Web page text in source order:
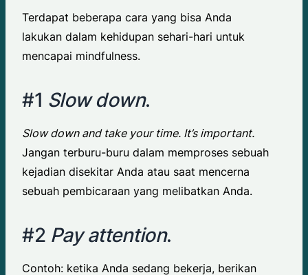
Terdapat beberapa cara yang bisa Anda
lakukan dalam kehidupan sehari-hari untuk
mencapai mindfulness.
#1 Slow down.
Slow down and take your time. It’s important.
Jangan terburu-buru dalam memproses sebuah
kejadian disekitar Anda atau saat mencerna
sebuah pembicaraan yang melibatkan Anda.
#2 Pay attention.
Contoh: ketika Anda sedang bekerja, berikan